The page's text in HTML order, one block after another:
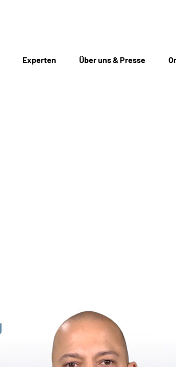
Experten Über uns & Presse